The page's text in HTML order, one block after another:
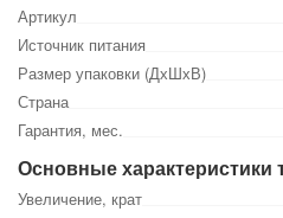
Артикул
Источник питания
Размер упаковки (ДхШхВ)
Страна
Гарантия, мес.
Основные характеристики
Увеличение, крат